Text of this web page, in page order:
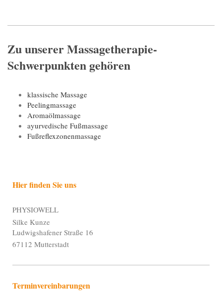
Zu unserer Massagetherapie-
Schwerpunkten gehören
klassische Massage
Peelingmassage
Aromaölmassage
ayurvedische Fußmassage
Fußreflexzonenmassage
Hier finden Sie uns
PHYSIOWELL
Silke Kunze
Ludwigshafener Straße 16
67112 Mutterstadt
Terminvereinbarungen